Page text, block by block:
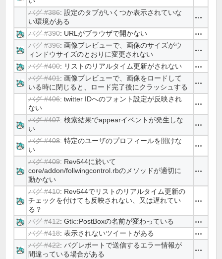
バグ #386: 設定のタブがいくつか表示されていな
い環境がある
バグ #390: URLがブラウザで開かない
バグ #396: 画像プレビューで、画像のサイズがウ
ィンドウサイズのとおりに変更されない
バグ #400: リストのリアルタイム更新がされない
バグ #401: 画像プレビューで、画像をロードして
いる時に閉じると、ロード完了後にクラッシュする
バグ #406: twitter IDへのフォント設定が反映され
ない
バグ #407: 検索結果でappearイベントが発生しな
い
バグ #408: 特定のユーザのプロフィールを開けな
い
バグ #409: Rev644に於いて
core/addon/follwingcontrol.rbのメソッドが適切に
動かない
バグ #410: Rev644でリストのリアルタイム更新の
チェックを付けても反映されない、又は遅れてい
る？
バグ #412: Gtk::PostBoxの名前が変わっている
バグ #418: 表示されないツイートがある
バグ #422: バグレポートで送信するエラー情報が
間違っている場合がある